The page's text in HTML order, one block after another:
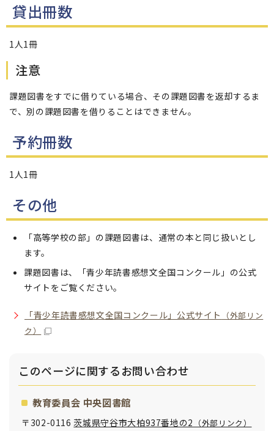
貸出冊数
1人1冊
注意
課題図書をすでに借りている場合、その課題図書を返却するま
で、別の課題図書を借りることはできません。
予約冊数
1人1冊
その他
「高等学校の部」の課題図書は、通常の本と同じ扱いとし
ます。
課題図書は、「青少年読書感想文全国コンクール」の公式
サイトをご覧ください。
「青少年読書感想文全国コンクール」公式サイト
（外部リン
ク）
このページに関するお問い合わせ
教育委員会 中央図書館
〒302-0116茨城県守谷市大柏937番地の2 （外部リンク）